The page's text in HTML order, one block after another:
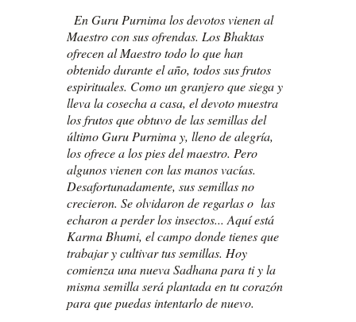
En Guru Purnima los devotos vienen al
Maestro con sus ofrendas. Los Bhaktas
ofrecen al Maestro todo lo que han
obtenido durante el año, todos sus frutos
espirituales. Como un granjero que siega y
lleva la cosecha a casa, el devoto muestra
los frutos que obtuvo de las semillas del
último Guru Purnima y, lleno de alegría,
los ofrece a los pies del maestro. Pero
algunos vienen con las manos vacías.
Desafortunadamente, sus semillas no
crecieron. Se olvidaron de regarlas o las
echaron a perder los insectos... Aquí está
Karma Bhumi, el campo donde tienes que
trabajar y cultivar tus semillas. Hoy
comienza una nueva Sadhana para ti y la
misma semilla será plantada en tu corazón
para que puedas intentarlo de nuevo.